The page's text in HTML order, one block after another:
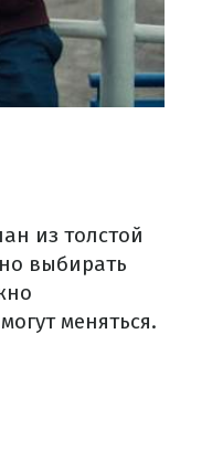
из толстой
выбирать
меняться.